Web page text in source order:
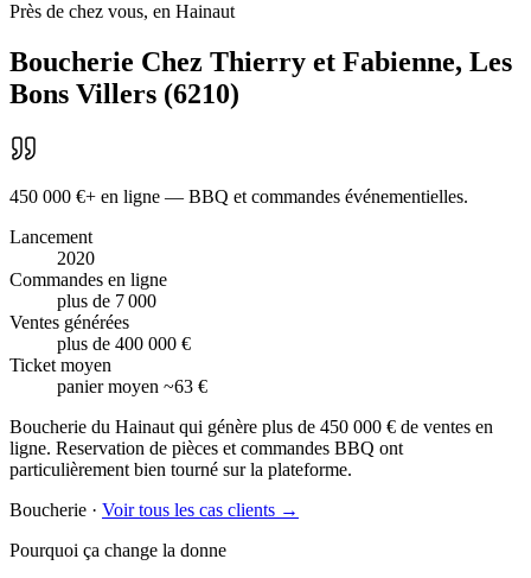
Près de chez vous, en Hainaut
Boucherie Chez Thierry et Fabienne, Les
Bons Villers (6210)
450 000 €+ en ligne — BBQ et commandes événementielles.
Lancement
2020
Commandes en ligne
plus de 7 000
Ventes générées
plus de 400 000 €
Ticket moyen
panier moyen ~63 €
Boucherie du Hainaut qui génère plus de 450 000 € de ventes en
ligne. Reservation de pièces et commandes BBQ ont
particulièrement bien tourné sur la plateforme.
Boucherie · Voir tous les cas clients →
Pourquoi ça change la donne